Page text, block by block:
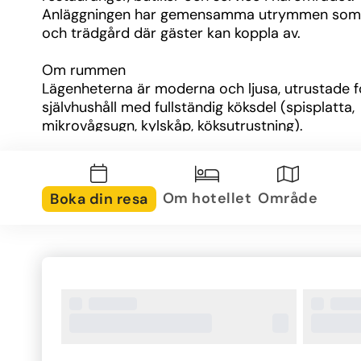
Anläggningen har gemensamma utrymmen
och trädgård där gäster kan koppla av.
Om rummen
Lägenheterna är moderna och ljusa, utrustade
självhushåll med fullständig köksdel (spisplatta,
mikrovågsugn, kylskåp, köksutrustning).
vardagsrum med två bäddsoffor, badrum och
eller terrass med utsikt mot pool, trädgård eller
Luftkonditionering, gratis WiFi och grundläggande
komfort är standard.
Om området
Boka din resa Om hotellet Område